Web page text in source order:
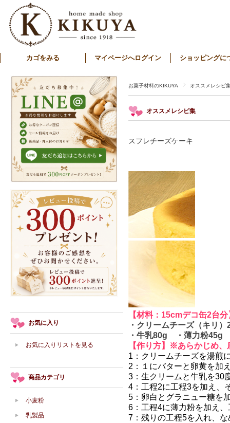
カゴをみる マイページへログイン ショッピングに
お菓子材料のKIKUYA オススメレシピ
オススメレシピ集
スフレチーズケーキ
【材料：15cmデコ缶2台分
・クリームチーズ（キ
・牛乳80g ・薄力粉
【作り方】※あらかじめ
1：クリームチーズを湯煎
2：１にバターと卵黄を加
3：生クリームと牛乳を30
4：工程2に工程3を加え、
5：卵白とグラニュー糖を
6：工程4に薄力粉を加え
7：残りの工程5を入れ、
お気に入り
お気に入りリストを見る
商品カテゴリ
小麦粉
乳製品